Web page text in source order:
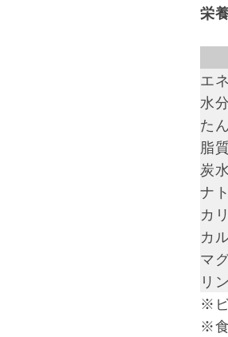
栄
エ
水
た
脂
炭
ナ
カ
カ
マ
リ
※
※